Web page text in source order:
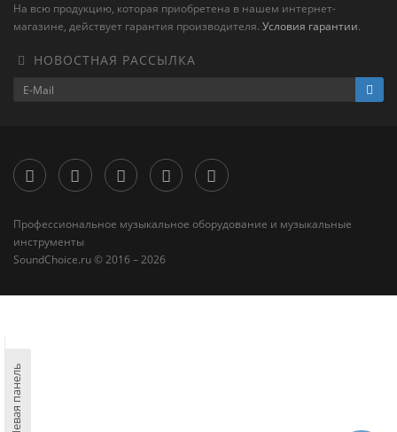
На всю продукцию, которая приобретена в нашем интернет-
магазине, действует гарантия производителя. Условия гарантии.
НОВОСТНАЯ РАССЫЛКА
Профессиональное музыкальное оборудование и музыкальные
инструменты
SoundChoice.ru © 2016 – 2026
Левая панель